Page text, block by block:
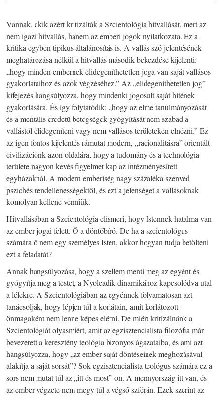
Vannak, akik azért kritizálták a Szcientológia hitvallását, mert az
nem igazi hitvallás, hanem az emberi jogok nyilatkozata. Ez a
kritika egyben tipikus általánosítás is. A vallás szó jelentésének
meghatározása nélkül a hitvallás második bekezdése kijelenti:
„hogy minden embernek elidegeníthetetlen joga van saját vallásos
gyakorlataihoz és azok végzéséhez.” Az „elidegeníthetetlen jog”
kifejezés hangsúlyozza, hogy mindenki jogosult saját hitének
gyakorlására. És így folytatódik: „hogy az elme tanulmányozását
és a mentális eredetű betegségek gyógyítását nem szabad a
vallástól elidegeníteni vagy nem vallásos területeken elnézni.” Ez
az igen fontos kijelentés rámutat modern, „racionalitásra” orientált
civilizációnk azon oldalára, hogy a tudomány és a technológia
területe nagyon kevés figyelmet kap az intézményesített
egyházaknál. A modern emberiség nagy százaléka szenved
pszichés rendellenességektől, és ezt a jelenséget a vallásoknak
komolyan kellene venniük.
Hitvallásában a Szcientológia elismeri, hogy Istennek hatalma van
az ember jogai felett. Ő a döntőbíró. De ha a szcientológus
számára ő nem egy személyes Isten, akkor hogyan tudja betölteni
ezt a feladatát?
Annak hangsúlyozása, hogy a szellem menti meg az egyént és
gyógyítja meg a testet, a Nyolcadik dinamikához kapcsolódva utal
a lélekre. A Szcientológiában az egyénnek folyamatosan azt
tanácsolják, hogy lépjen túl a korlátain, amit korlátozott
önmagaként nem lenne képes elérni. De miért kritizálnánk a
Szcientológiát olyasmiért, amit az egzisztencialista filozófia már
bevezetett a keresztény teológia bizonyos ágazataiba, és ami azt
hangsúlyozza, hogy „az ember saját döntéseinek meghozásával
alakítja a saját sorsát”? Sok egzisztencialista teológus számára ez a
sors nem mutat túl az „itt és most”-on. A mennyország itt van, és
az ember végzete nem megy túl a végső szférán. Ezek szerint az